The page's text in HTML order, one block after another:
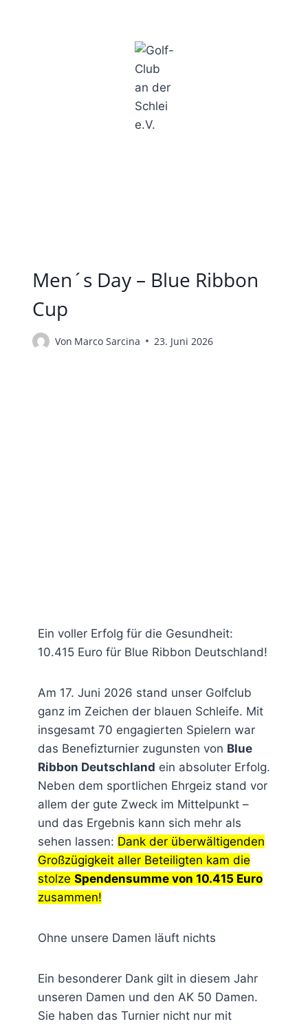
Men´s Day – Blue Ribbon
Cup
Von Marco Sarcina 23. Juni 2026
Ein voller Erfolg für die Gesundheit:
10.415 Euro für Blue Ribbon Deutschland!
Am 17. Juni 2026 stand unser Golfclub
ganz im Zeichen der blauen Schleife. Mit
insgesamt 70 engagierten Spielern war
das Benefizturnier zugunsten von Blue
Ribbon Deutschland ein absoluter Erfolg.
Neben dem sportlichen Ehrgeiz stand vor
allem der gute Zweck im Mittelpunkt –
und das Ergebnis kann sich mehr als
sehen lassen: Dank der überwältigenden
Großzügigkeit aller Beteiligten kam die
stolze Spendensumme von 10.415 Euro
zusammen!
Ohne unsere Damen läuft nichts
Ein besonderer Dank gilt in diesem Jahr
unseren Damen und den AK 50 Damen.
Sie haben das Turnier nicht nur mit